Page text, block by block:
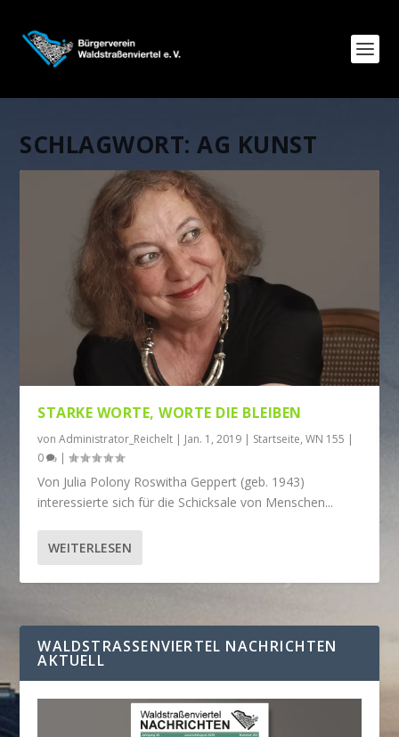
SCHLAGWORT:AG KUNST
STARKE WORTE, WORTE DIE BLEIBEN
vonAdministrator_Reichelt | Jan. 1, 2019 | Startseite,WN 155 |
0
|
Von Julia Polony Roswitha Geppert (geb. 1943)
interessierte sich für die Schicksale von Menschen...
WEITERLESEN
WALDSTRASSENVIERTEL NACHRICHTEN A
KTUELL